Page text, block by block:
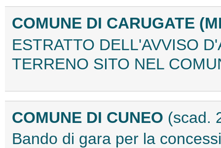
COMUNE DI CARUGATE
ESTRATTO DELL'AVVISO
TERRENO SITO NEL
COMUNE DI CUNEO (scad.
Bando di gara per la